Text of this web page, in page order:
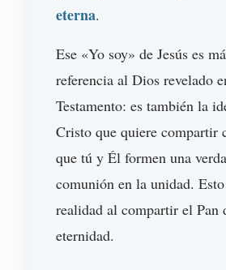
eterna.
Ese «Yo soy» de Jesús es
referencia al Dios revelado
Testamento: es también la
Cristo que quiere compartir
que tú y Él formen una
comunión en la unidad. Esto
realidad al compartir el Pan
eternidad.